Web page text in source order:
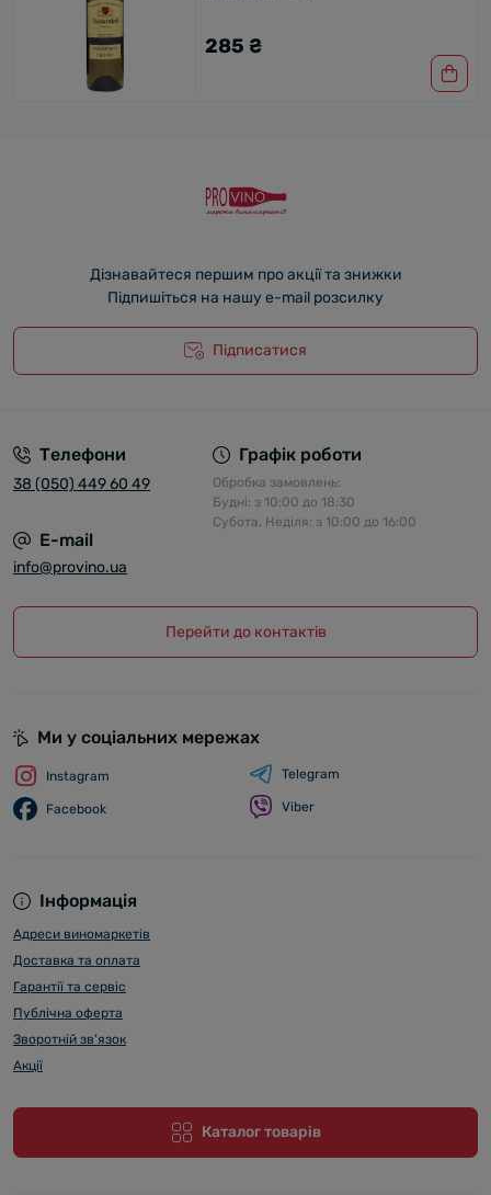
285 ₴
Дізнавайтеся першим про акції та знижки
Підпишіться на нашу e-mail розсилку
Підписатися
Телефони
38 (050) 449 60 49
Графік роботи
Обробка замовлень:
Будні: з 10:00 до 18:30
Субота, Неділя: з 10:00 до 16:00
E-mail
info@provino.ua
Перейти до контактів
Інформація
Адреси виномаркетів
Доставка та оплата
Гарантії та сервіс
Публічна оферта
Зворотній зв’язок
Акції
Каталог товарів
Ми у соціальних мережах
Instagram
Facebook
Telegram
Viber